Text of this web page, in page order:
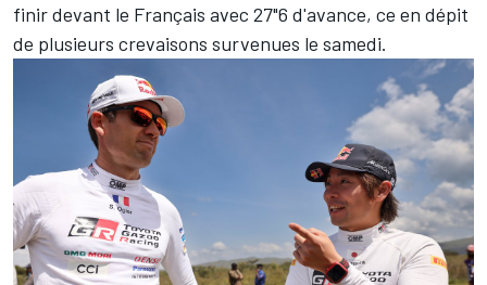
finir devant le Français avec 27"6 d'avance, ce en dépit
de plusieurs crevaisons survenues le samedi.